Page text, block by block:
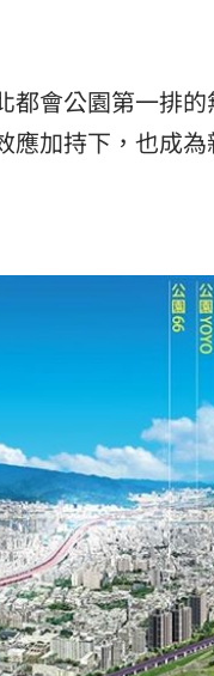
熱潮
18:15
都會公園第一排
加持下，也成